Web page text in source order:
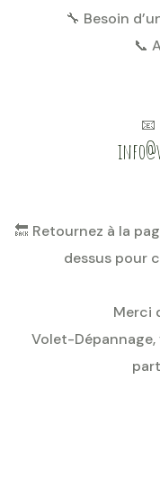
🔧 Besoin
📞
🔙 Retournez à la
dessus pour
Merci
Volet-